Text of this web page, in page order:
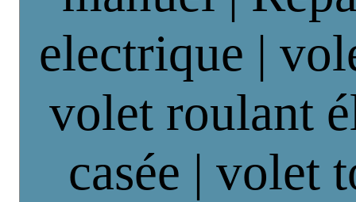
electrique |
volet roulant
casée | volet